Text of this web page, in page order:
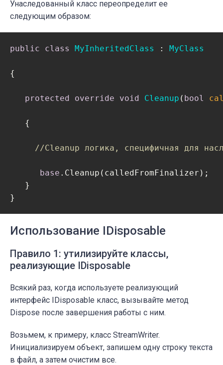
      {
   {
     Cleanup(
true);
   }
}
Унаследованный класс переопределит ее
следующим образом:
public class MyInheritedClass : MyClass
{
protected override void Cleanup ( bool
   {
//Cleanup логика, специфичная для
base .Cleanup(calledFromFinalizer);
   }
}
Использование IDisposable
Правило 1: утилизируйте классы,
реализующие IDisposable
Всякий раз, когда используете реализующий
интерфейс IDisposable класс, вызывайте метод
Dispose после завершения работы с ним.
Возьмем, к примеру, класс StreamWriter.
Инициализируем объект, запишем одну строку текста
в файл, а затем очистим все.